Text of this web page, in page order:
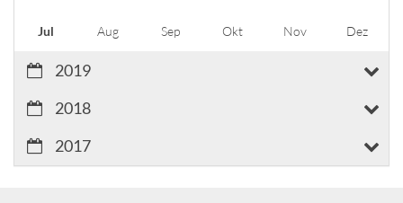
Jul Aug Sep Okt Nov Dez
2019
2018
2017